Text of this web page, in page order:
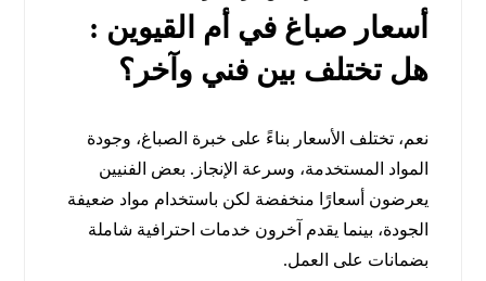
أسعار صباغ في أم القيوين :
هل تختلف بين فني وآخر؟
نعم، تختلف الأسعار بناءً على خبرة الصباغ، وجودة
المواد المستخدمة، وسرعة الإنجاز. بعض الفنيين
يعرضون أسعارًا منخفضة لكن باستخدام مواد ضعيفة
الجودة، بينما يقدم آخرون خدمات احترافية شاملة
بضمانات على العمل.